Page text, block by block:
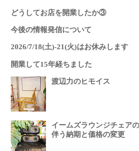
どうしてお店を開業したか③
今後の情報発信について
2026/7/18(土)-21(火)はお休みします
開業して15年経ちました
渡辺力のヒモイス
イームズラウンジチェア
伴う納期と価格の変更